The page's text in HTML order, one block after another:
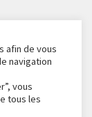
afin de vous
navigation
vous
tous les